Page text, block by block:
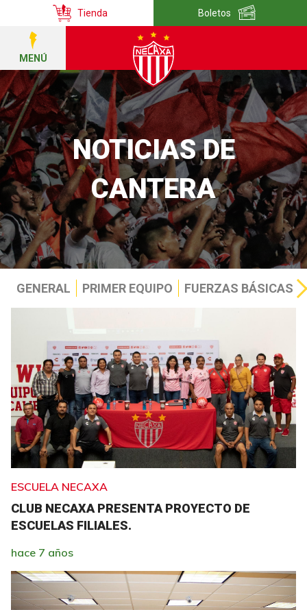
Tienda Boletos
MENÚ
NOTICIAS DE
CANTERA
GENERAL PRIMER EQUIPO FUERZAS BÁSICAS
ESCUELA NECAXA
CLUB NECAXA PRESENTA PROYECTO DE
ESCUELAS FILIALES.
hace 7 años